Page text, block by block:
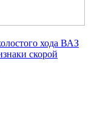
хода ВАЗ
скорой